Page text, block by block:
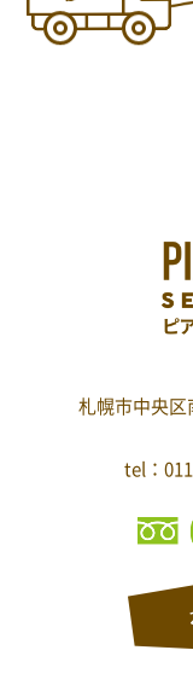
札幌市中央区
tel：